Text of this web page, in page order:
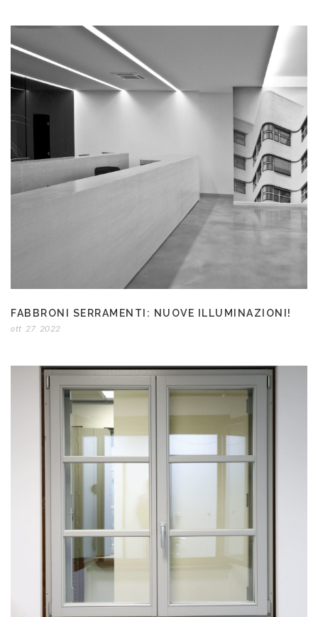
FABBRONI SERRAMENTI: NUOVE ILLUMINAZIONI!
ott 27 2022